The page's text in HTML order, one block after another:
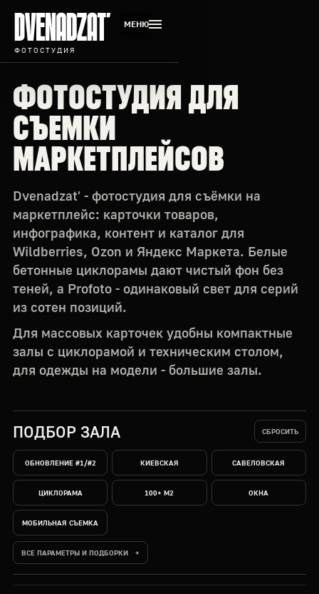
ФОТОСТУДИЯ
МЕНЮ
ФОТОСТУДИЯ ДЛЯ
СЪЕМКИ
МАРКЕТПЛЕЙСОВ
Dvenadzat' - фотостудия для съёмки на
маркетплейс: карточки товаров,
инфографика, контент и каталог для
Wildberries, Ozon и Яндекс Маркета. Белые
бетонные циклорамы дают чистый фон без
теней, а Profoto - одинаковый свет для серий
из сотен позиций.
Для массовых карточек удобны компактные
залы с циклорамой и техническим столом,
для одежды на модели - большие залы.
ПОДБОР ЗАЛА СБРОСИТЬ
ОБНОВЛЕНИЕ #1/#2 КИЕВСКАЯ САВЕЛОВСКАЯ
ЦИКЛОРАМА 100+ М2 ОКНА
МОБИЛЬНАЯ СЪЕМКА
ВСЕ ПАРАМЕТРЫ И ПОДБОРКИ